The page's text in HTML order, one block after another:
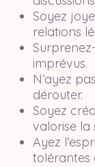
Soyez
relations
imprévus.
N’ayez
dérouter.
Soyez
valorise la
Ayez
tolérantes